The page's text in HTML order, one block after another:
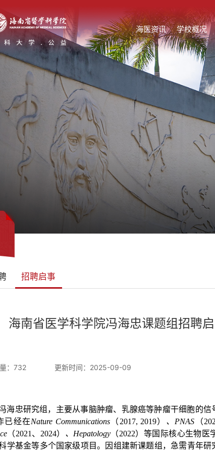
海医资讯 学校概况
招聘启事
海南省医学科学院冯海忠课题组招聘
：732 更新时间：2025-09-09
海忠研究组，主要从事脑肿瘤、乳腺癌等肿瘤干细胞的
已经在Nature Communications（ 2017, 2019） 、 PNAS （
（2021 、 2024） 、 Hepatology （2022） 等国际核心生物医
学基金等多个国家级项目。因组建新课题组，急需青年研